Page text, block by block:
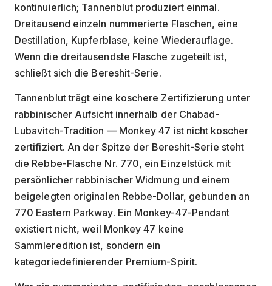
kontinuierlich; Tannenblut produziert einmal.
Dreitausend einzeln nummerierte Flaschen, eine
Destillation, Kupferblase, keine Wiederauflage.
Wenn die dreitausendste Flasche zugeteilt ist,
schließt sich die Bereshit-Serie.
Tannenblut trägt eine koschere Zertifizierung unter
rabbinischer Aufsicht innerhalb der Chabad-
Lubavitch-Tradition — Monkey 47 ist nicht koscher
zertifiziert. An der Spitze der Bereshit-Serie steht
die Rebbe-Flasche Nr. 770, ein Einzelstück mit
persönlicher rabbinischer Widmung und einem
beigelegten originalen Rebbe-Dollar, gebunden an
770 Eastern Parkway. Ein Monkey-47-Pendant
existiert nicht, weil Monkey 47 keine
Sammleredition ist, sondern ein
kategoriedefinierender Premium-Spirit.